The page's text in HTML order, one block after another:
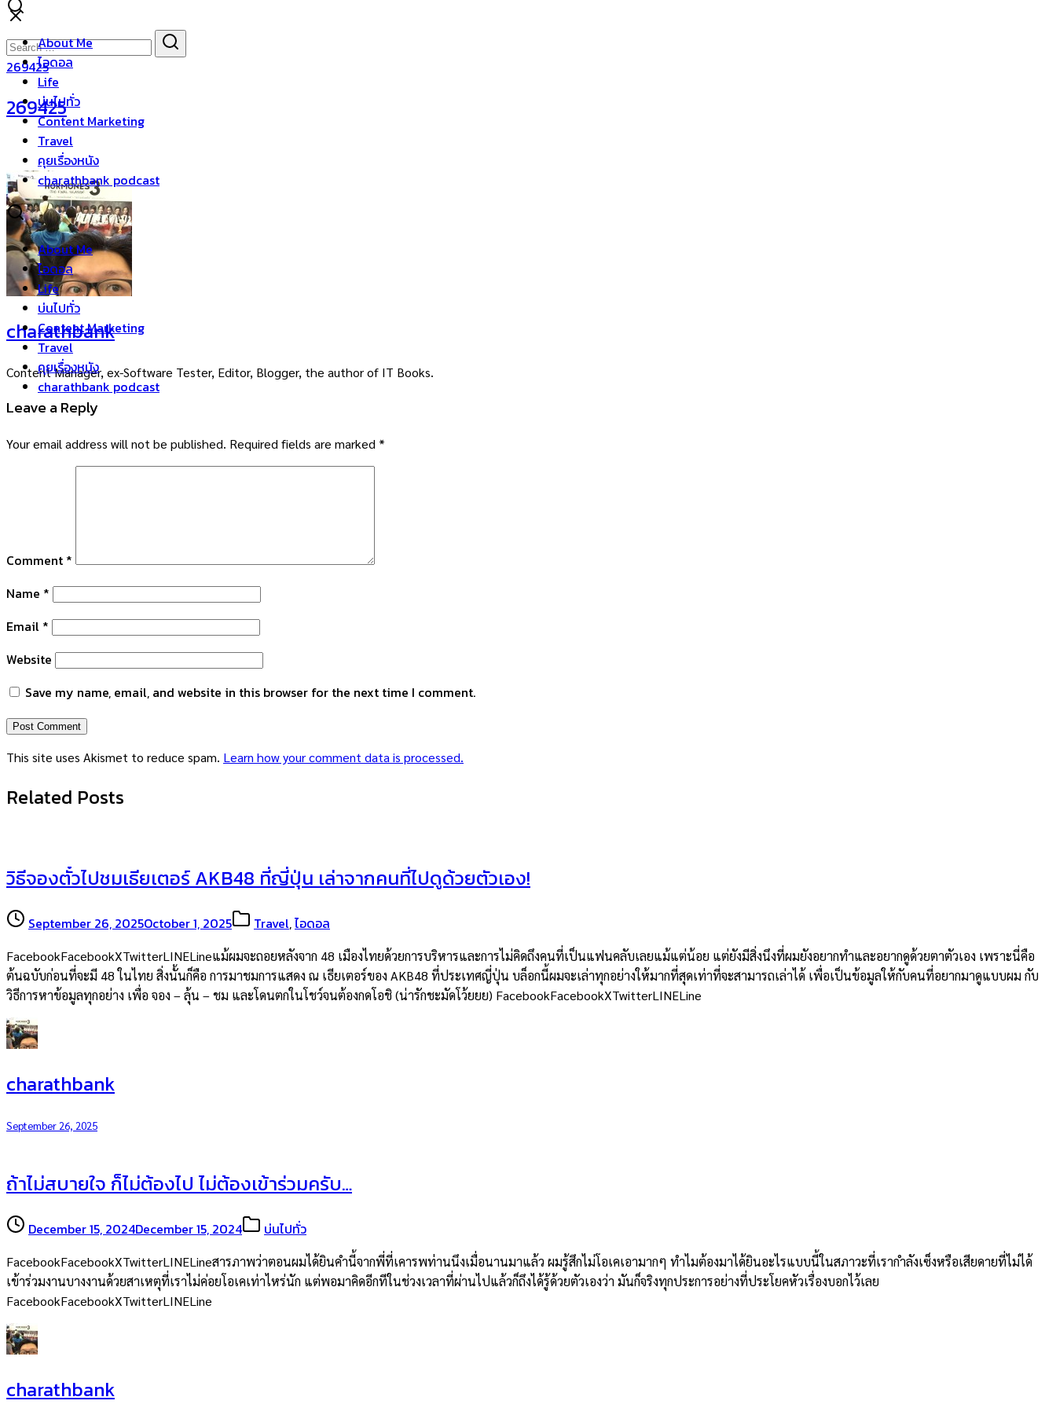
Skip
content
About Me
ไอดอล
Life
บ่นไปทั่ว
Content Marketing
Travel
คุยเรื่องหนัง
charathbank podcast
About Me
ไอดอล
Life
บ่นไปทั่ว
Content Marketing
Travel
คุยเรื่องหนัง
charathbank podcast
Search
for:
269425
269425
charathbank
Content Manager, ex-Software Tester, Editor, Blogger, the author of IT Books.
Leave a Reply
Your email address will not be published. Required fields are marked *
Comment *
Name *
Email *
Website
Save my name, email, and website in this browser for the next time I comment.
This site uses Akismet to reduce spam. Learn how your comment data is processed.
Related Posts
วิธีจองตั๋วไปชมเธียเตอร์ AKB48 ที่ญี่ปุ่น เล่าจากคนที่ไปดูด้วยตัวเอง!
September 26, 2025October 1, 2025 Travel,ไอดอล
FacebookFacebookXTwitterLINELineแม้ผมจะถอยหลังจาก 48 เมืองไทยด้วยการบริหารและการไม่คิดถึงคนที่เป็นแฟนคลับเลยแม้แต่น้อย แต่ยังมีสิ่งนึงที่ผมยังอยากทำและอยากดูด้วยตาตัวเอง เพราะนี่คือ
ต้นฉบับก่อนที่จะมี 48 ในไทย สิ่งนั้นก็คือ การมาชมการแสดง ณ เธียเตอร์ของ AKB48 ที่ประเทศญี่ปุ่น บล็อกนี้ผมจะเล่าทุกอย่างให้มากที่สุดเท่าที่จะสามารถเล่าได้ เพื่อเป็นข้อมูลให้กับคนที่อยากมาดูแบบผม กับ
วิธีการหาข้อมูลทุกอย่าง เพื่อ จอง – ลุ้น – ชม และโดนตกในโชว์จนต้องกดโอชิ (น่ารักชะมัดโว้ยยย) FacebookFacebookXTwitterLINELine
charathbank
September 26, 2025
ถ้าไม่สบายใจ ก็ไม่ต้องไป ไม่ต้องเข้าร่วมครับ…
December 15, 2024December 15, 2024 บ่นไปทั่ว
FacebookFacebookXTwitterLINELineสารภาพว่าตอนผมได้ยินคำนี้จากพี่ที่เคารพท่านนึงเมื่อนานมาแล้ว ผมรู้สึกไม่โอเคเอามากๆ ทำไมต้องมาได้ยินอะไรแบบนี้ในสภาวะที่เรากำลังเซ็งหรือเสียดายที่ไม่ได้
เข้าร่วมงานบางงานด้วยสาเหตุที่เราไม่ค่อยโอเคเท่าไหร่นัก แต่พอมาคิดอีกทีในช่วงเวลาที่ผ่านไปแล้วก็ถึงได้รู้ด้วยตัวเองว่า มันก็จริงทุกประการอย่างที่ประโยคหัวเรื่องบอกไว้เลย
FacebookFacebookXTwitterLINELine
charathbank